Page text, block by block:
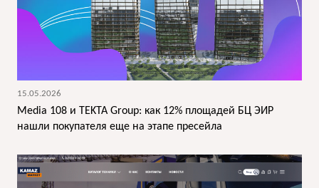
15.05.2026
Media 108 и TEKTA Group: как 12% площадей БЦ ЭИР
нашли покупателя еще на этапе пресейла